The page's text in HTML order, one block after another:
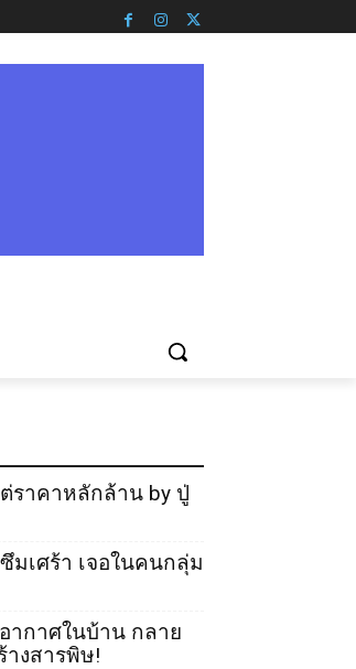
ราคาหลักล้าน by ปู่
มเศร้า เจอในคนกลุ่ม
ากาศในบ้าน กลาย
างสารพิษ!